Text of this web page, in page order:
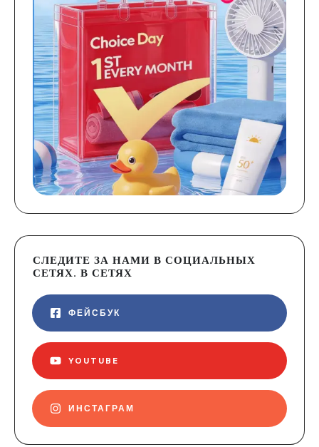
СЛЕДИТЕ ЗА НАМИ В СОЦИАЛЬНЫХ
СЕТЯХ. В СЕТЯХ
ФЕЙСБУК
YOUTUBE
ИНСТАГРАМ